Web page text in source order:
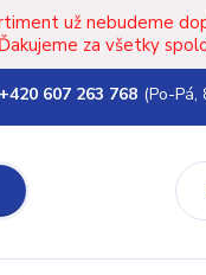
už nebudeme
za všetky
+420 607 263 768 (Po-Pá,